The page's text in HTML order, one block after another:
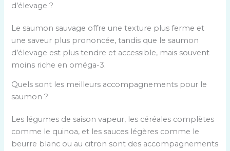
r
d
u
s
u
m
n
d’élevage ?
Le saumon sauvage offre une texture plus ferme et
une saveur plus prononcée, tandis que le saumon
d’élevage est plus tendre et accessible, mais souvent
moins riche en oméga-3.
Quels sont les meilleurs accompagnements pour le
saumon ?
Les légumes de saison vapeur, les céréales complètes
comme le quinoa, et les sauces légères comme le
beurre blanc ou au citron sont des accompagnements